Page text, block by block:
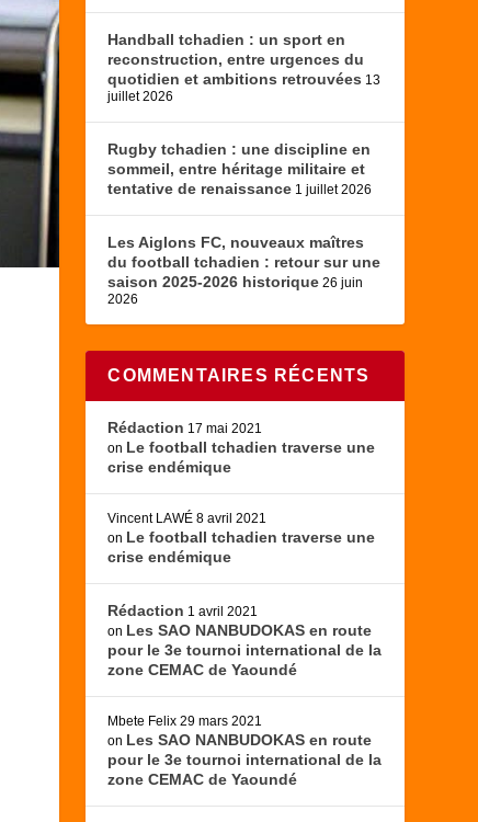
Handball tchadien : un sport en
reconstruction, entre urgences du
quotidien et ambitions retrouvées 13
juillet 2026
Rugby tchadien : une discipline en
sommeil, entre héritage militaire et
tentative de renaissance 1 juillet 2026
Les Aiglons FC, nouveaux maîtres
du football tchadien : retour sur une
saison 2025-2026 historique 26 juin
2026
COMMENTAIRES RÉCENTS
Rédaction 17 mai 2021
on Le football tchadien traverse une
crise endémique
Vincent LAWÉ 8 avril 2021
on Le football tchadien traverse une
crise endémique
Rédaction 1 avril 2021
on Les SAO NANBUDOKAS en route
pour le 3e tournoi international de la
zone CEMAC de Yaoundé
Mbete Felix 29 mars 2021
on Les SAO NANBUDOKAS en route
pour le 3e tournoi international de la
zone CEMAC de Yaoundé